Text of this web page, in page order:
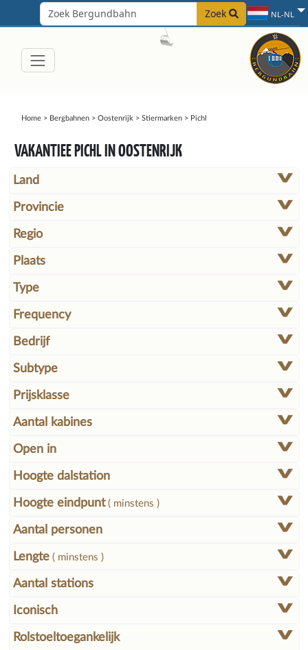
Zoek NL-NL
Home> Bergbahnen> Oostenrijk > Stiermarken> Pichl
VAKANTIEE PICHL IN OOSTENRIJK
Land
Provincie
Regio
Plaats
Type
Frequency
Bedrijf
Subtype
Prijsklasse
Aantal kabines
Open in
Hoogte dalstation
Hoogte eindpunt( minstens )
Aantal personen
Lengte( minstens )
Aantal stations
Iconisch
Rolstoeltoegankelijk